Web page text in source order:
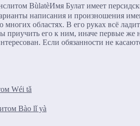
Имя Булат имеет
написания и произношения
областях. В его руках всё
приучить его к ним, иначе первые
Если обязанности не
Wéi tǎ
Bào lǐ yà